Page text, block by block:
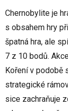
Chernobylite je
s obsahem hry
špatná hra, ale
7 z 10 bodů.
Koření v podobě
strategické
sice zachraňuje